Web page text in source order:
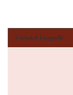
Poslední fotografie